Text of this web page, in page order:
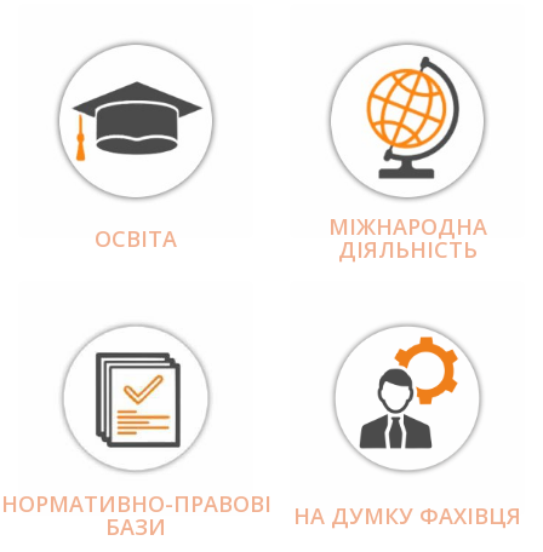
ОСВІТА МІЖНАРОДНА
ДІЯЛЬНІCТЬ
НОРМАТИВНО-ПРАВОВІ
БАЗИ НА ДУМКУ ФАХІВЦЯ